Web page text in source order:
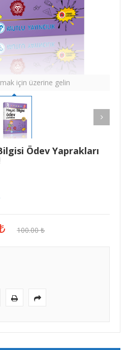
için üzerine gelin
Ödev Yaprakları
100.00₺